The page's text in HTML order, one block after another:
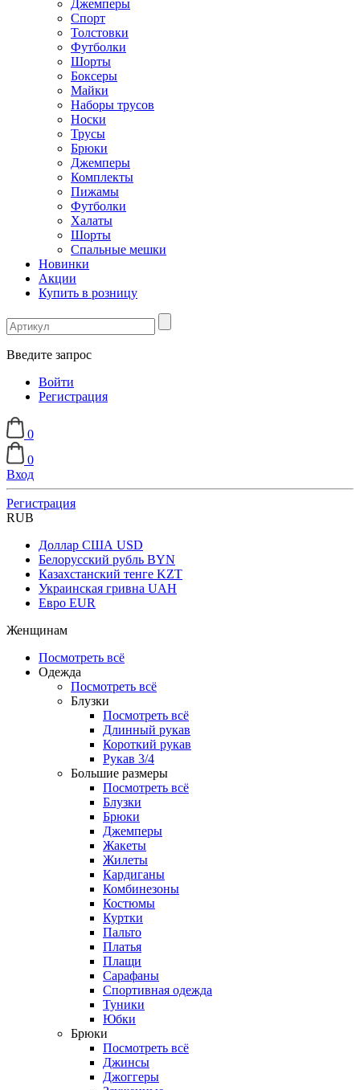
Джемперы
Спорт
Толстовки
Футболки
Шорты
Боксеры
Майки
Наборы трусов
Носки
Трусы
Брюки
Джемперы
Комплекты
Пижамы
Футболки
Халаты
Шорты
Спальные мешки
Новинки
Акции
Купить в розницу
Введите запрос
Войти
Регистрация
0
0
Вход
Регистрация
RUB
Доллар США USD
Белорусский рубль BYN
Казахстанский тенге KZT
Украинская гривна UAH
Евро EUR
Женщинам
Посмотреть всё
Одежда
Посмотреть всё
Блузки
Посмотреть всё
Длинный рукав
Короткий рукав
Рукав 3/4
Большие размеры
Посмотреть всё
Блузки
Брюки
Джемперы
Жакеты
Жилеты
Кардиганы
Комбинезоны
Костюмы
Куртки
Пальто
Платья
Плащи
Сарафаны
Спортивная одежда
Туники
Юбки
Брюки
Посмотреть всё
Джинсы
Джоггеры